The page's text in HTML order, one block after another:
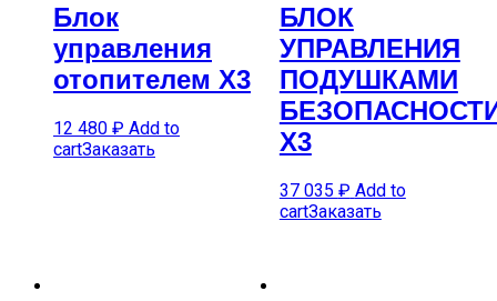
Блок
управления
отопителем X3
12 480 ₽ Add to
cartЗаказать
БЛОК
УПРАВЛЕНИЯ
ПОДУШКАМИ
X3
37 035 ₽ Add to
cartЗаказать